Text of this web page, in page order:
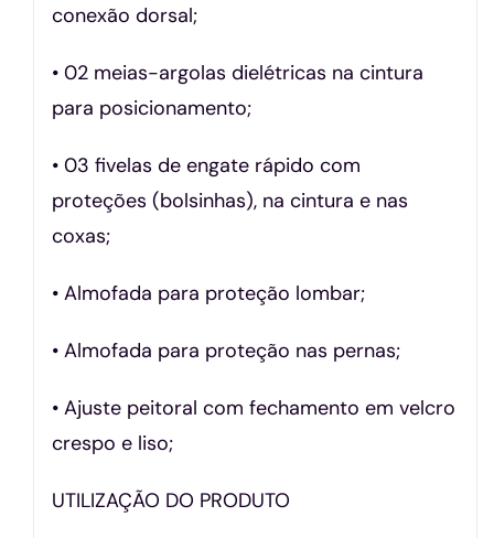
conexão dorsal;
• 02 meias-argolas dielétricas na cintura
para posicionamento;
• 03 fivelas de engate rápido com
proteções (bolsinhas), na cintura e nas
coxas;
• Almofada para proteção lombar;
• Almofada para proteção nas pernas;
• Ajuste peitoral com fechamento em velcro
crespo e liso;
UTILIZAÇÃO DO PRODUTO